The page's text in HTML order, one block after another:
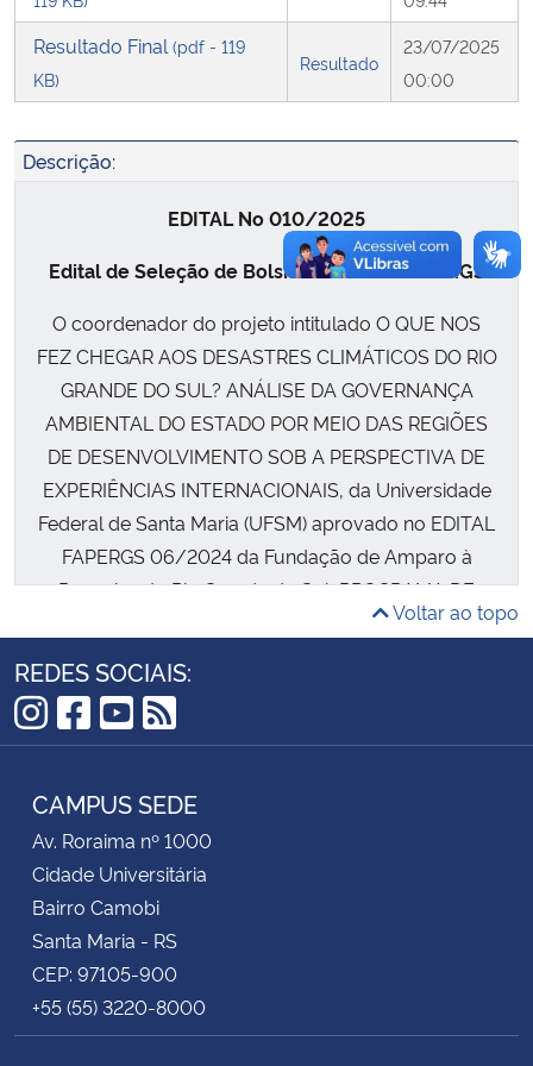
Secretaria-Geral
Gabinete de Segurança Institucional
Planalto
Resultado Final (pdf - 119
KB)
Resultado
23/07/2025
00:00
Descrição:
EDITAL No 010/2025
Edital de Seleção de Bolsista PDTI 4 – FAPERGS
O coordenador do projeto intitulado O QUE NOS
FEZ CHEGAR AOS DESASTRES CLIMÁTICOS DO RIO
GRANDE DO SUL? ANÁLISE DA GOVERNANÇA
AMBIENTAL DO ESTADO POR MEIO DAS REGIÕES
DE DESENVOLVIMENTO SOB A PERSPECTIVA DE
EXPERIÊNCIAS INTERNACIONAIS, da Universidade
Federal de Santa Maria (UFSM) aprovado no EDITAL
FAPERGS 06/2024 da Fundação de Amparo à
Pesquisa do Rio Grande do Sul, PROGRAMA DE
PESQUISA E DESENVOLVIMENTO VOLTADO A
para seleção de profissionais para Bolsa Pesquisa,
Desenvolvimento Tecnológico e Industrial (PDTI) 4 –
Voltar ao topo
REDES SOCIAIS:
Instagram
Facebook
YouTube
RSS
CAMPUS SEDE
Av. Roraima nº 1000
Cidade Universitária
Bairro Camobi
Santa Maria - RS
CEP: 97105-900
+55 (55) 3220-8000